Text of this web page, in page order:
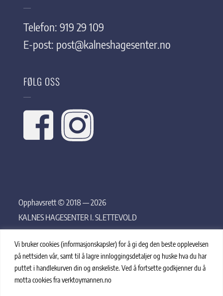
Vi bruker cookies (informasjonskapsler) for å gi deg den beste opplevelsen
på nettsiden vår, samt til å lagre innloggingsdetaljer og huske hva du har
puttet i handlekurven din og ønskeliste. Ved å fortsette godkjenner du å
motta cookies fra verktoymannen.no
Telefon: 919 29 109
E-post: post@kalneshagesenter.no
FØLG OSS
Opphavsrett © 2018 — 2026
KALNES HAGESENTER I. SLETTEVOLD